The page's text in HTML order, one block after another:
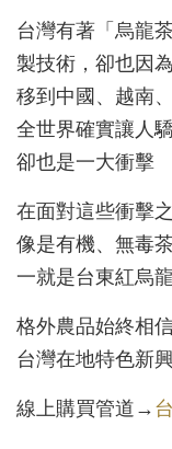
台灣有著「烏龍
製技術，卻也因
移到中國、越南
全世界確實讓人
卻也是一大衝擊
在面對這些衝擊
像是有機、無毒
一就是台東紅烏龍
格外農品始終相
台灣在地特色新
線上購買管道→